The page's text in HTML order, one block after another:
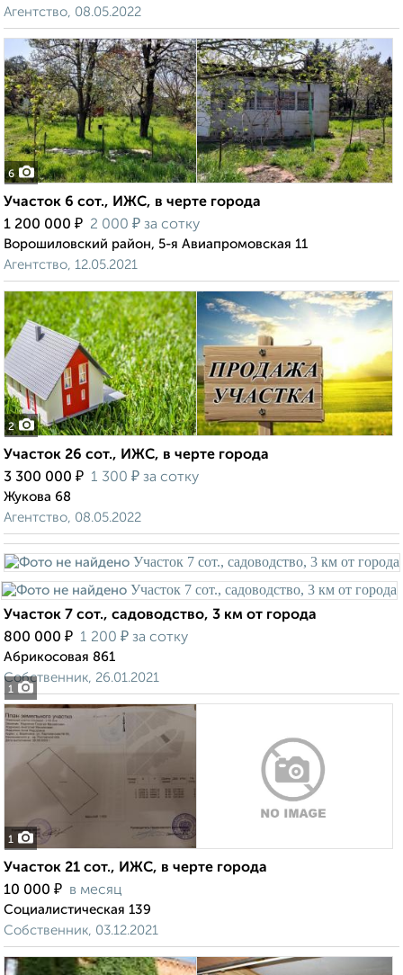
Агентство, 08.05.2022
6
Участок 6 сот., ИЖС, в черте города
1 200 000 ₽ 2 000 ₽ за сотку
Ворошиловский район, 5-я Авиапромовская 11
Агентство, 12.05.2021
2
Участок 26 сот., ИЖС, в черте города
3 300 000 ₽ 1 300 ₽ за сотку
Жукова 68
Агентство, 08.05.2022
1
Участок 7 сот., садоводство, 3 км от города
800 000 ₽ 1 200 ₽ за сотку
Абрикосовая 861
Собственник, 26.01.2021
1
Участок 21 сот., ИЖС, в черте города
10 000 ₽ в месяц
Социалистическая 139
Собственник, 03.12.2021